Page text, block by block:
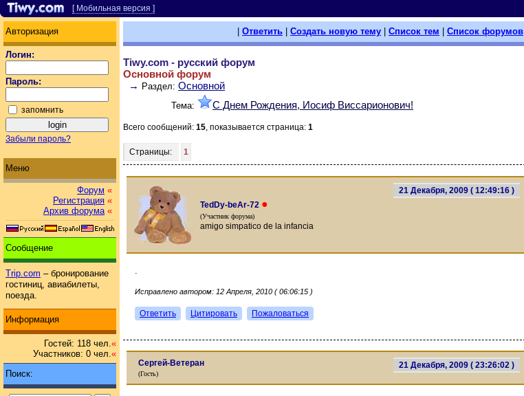
[ Мобильная версия ]
Авторизация
Логин:
Пароль:
запомнить
Забыли пароль?
Меню
Форум «
Регистрация «
Архив форума «
Сообщение
Trip.com – бронирование
гостиниц, авиабилеты,
поезда.
Информация
Гостей: 118 чел.«
Участников: 0 чел.«
Поиск:
Ответить Создать новую тему Список тем Список форумов
Tiwy.com - русский форум
Основной форум
→ Раздел: Основной
Тема: С Днем Рождения, Иосиф Виссарионович!
Всего сообщений: 15, показывается страница: 1
Страницы: 1
21 Декабря, 2009 ( 12:49:16 )
TedDy-beAr-72 ●
(Участник форума)
amigo simpatico de la infancia
Исправлено автором: 12 Апреля, 2010 ( 06:06:15 )
Ответить Цитировать Пожаловаться
21 Декабря, 2009 ( 23:26:02 )
Сергей-Ветеран
(Гость)